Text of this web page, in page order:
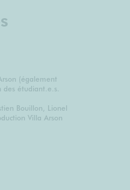
(également
étudiant.e.s.
Bouillon, Lionel
Villa Arson